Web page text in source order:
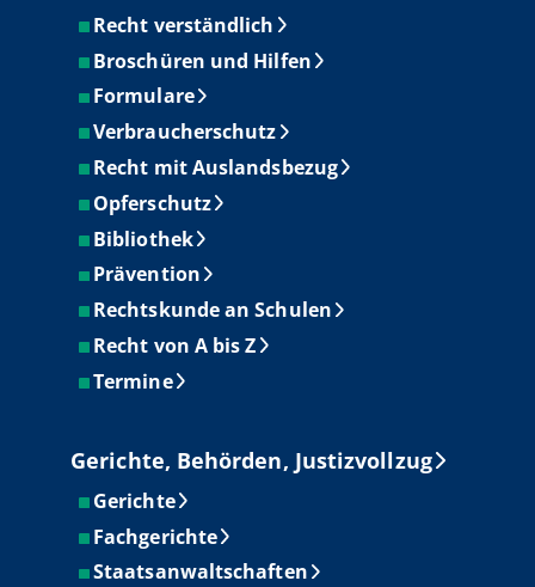
Recht verständlich
Broschüren und Hilfen
Formulare
Verbraucherschutz
Recht mit Auslandsbezug
Opferschutz
Bibliothek
Prävention
Rechtskunde an Schulen
Recht von A bis Z
Termine
Gerichte, Behörden, Justizvollzug
Gerichte
Fachgerichte
Staatsanwaltschaften